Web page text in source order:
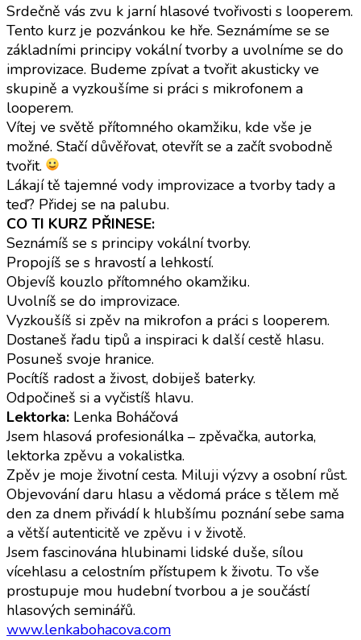
Srdečně vás zvu k jarní hlasové tvořivosti s looperem.
Tento kurz je pozvánkou ke hře. Seznámíme se se
základními principy vokální tvorby a uvolníme se do
improvizace. Budeme zpívat a tvořit akusticky ve
skupině a vyzkoušíme si práci s mikrofonem a
looperem.
Vítej ve světě přítomného okamžiku, kde vše je
možné. Stačí důvěřovat, otevřít se a začít svobodně
tvořit.
Lákají tě tajemné vody improvizace a tvorby tady a
teď? Přidej se na palubu.
CO TI KURZ PŘINESE:
Seznámíš se s principy vokální tvorby.
Propojíš se s hravostí a lehkostí.
Objevíš kouzlo přítomného okamžiku.
Uvolníš se do improvizace.
Vyzkoušíš si zpěv na mikrofon a práci s looperem.
Dostaneš řadu tipů a inspiraci k další cestě hlasu.
Posuneš svoje hranice.
Pocítíš radost a živost, dobiješ baterky.
Odpočineš si a vyčistíš hlavu.
Lektorka: Lenka Boháčová
Jsem hlasová profesionálka – zpěvačka, autorka,
lektorka zpěvu a vokalistka.
Zpěv je moje životní cesta. Miluji výzvy a osobní růst.
Objevování daru hlasu a vědomá práce s tělem mě
den za dnem přivádí k hlubšímu poznání sebe sama
a větší autenticitě ve zpěvu i v životě.
Jsem fascinována hlubinami lidské duše, sílou
vícehlasu a celostním přístupem k životu. To vše
prostupuje mou hudební tvorbou a je součástí
hlasových seminářů.
www.lenkabohacova.com